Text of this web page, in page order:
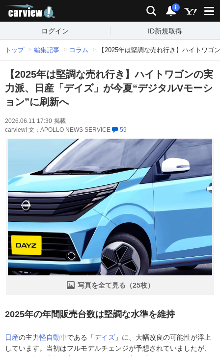
検索 通知
i
ログイン ID新規取得
トップ 編集記事 コラム 【2025年は堅調な売れ行き】ハイトワゴ
【2025年は堅調な売れ行き】ハイトワゴンの実
力派、日産「デイズ」が今夏“デジタルVモーシ
ョン”に刷新へ
2026.06.11 17:30 掲載
carview! 文：APOLLO NEWS SERVICE
59
写真を全て見る（25枚）
2025年の年間販売台数は堅調な水準を維持
日産の主力軽自動車である「デイズ 」に、大幅改良の可能性が浮上
しています。当初はフルモデルチェンジが予想されていましたが、